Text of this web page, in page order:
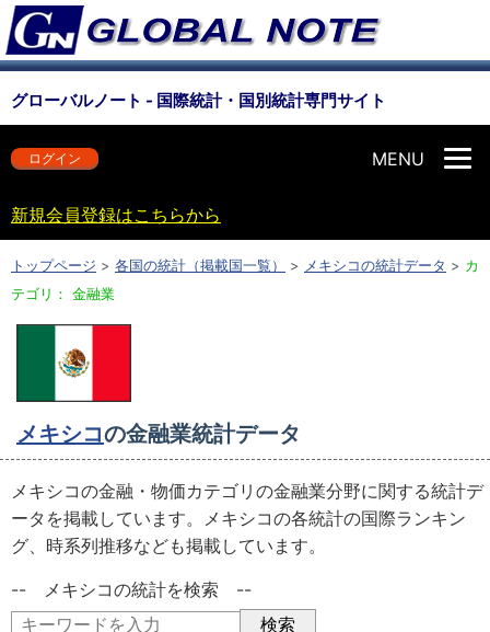
グローバルノート - 国際統計・国別統計専門サイト
MENU
ログイン
新規会員登録はこちらから
トップページ > 各国の統計（掲載国一覧） > メキシコの統計データ > カ
テゴリ： 金融業
メキシコの金融業統計データ
メキシコの金融・物価カテゴリの金融業分野に関する統計デ
ータを掲載しています。メキシコの各統計の国際ランキン
グ、時系列推移なども掲載しています。
-- メキシコの統計を検索 --